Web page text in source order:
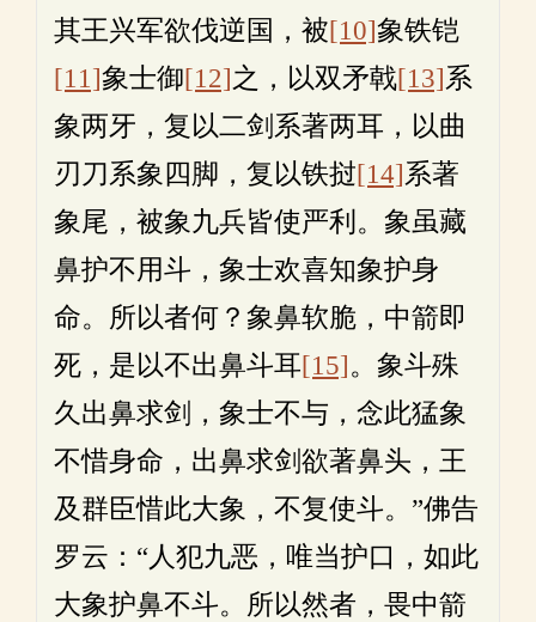
其王兴军欲伐逆国，被[10]象铁铠
[11]象士御[12]之，以双矛戟[13]系
象两牙，复以二剑系著两耳，以曲
刃刀系象四脚，复以铁挝[14]系著
象尾，被象九兵皆使严利。象虽藏
鼻护不用斗，象士欢喜知象护身
命。所以者何？象鼻软脆，中箭即
死，是以不出鼻斗耳[15]。象斗殊
久出鼻求剑，象士不与，念此猛象
不惜身命，出鼻求剑欲著鼻头，王
及群臣惜此大象，不复使斗。”佛告
罗云：“人犯九恶，唯当护口，如此
大象护鼻不斗。所以然者，畏中箭